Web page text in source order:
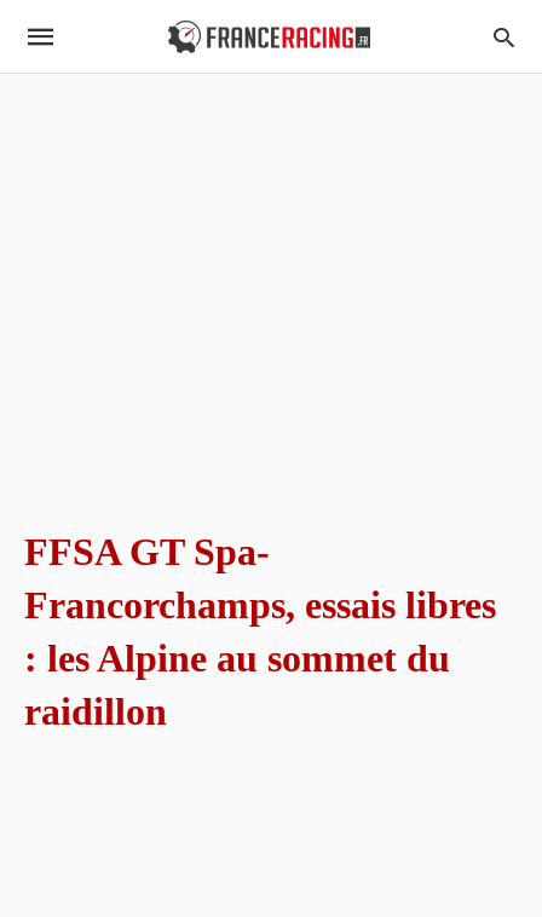
FFSA GT Spa-
Francorchamps, essais libres
: les Alpine au sommet du
raidillon